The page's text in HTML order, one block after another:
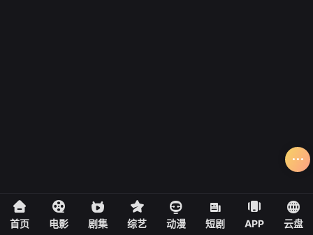
首页 电影 剧集 综艺 动漫 短剧 APP 云盘